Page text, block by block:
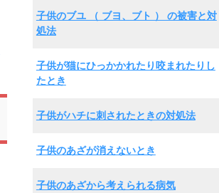
子供のブユ （ ブヨ、ブト ） の被害と対
処法
子供が猫にひっかかれたり咬まれたりし
たとき
子供がハチに刺されたときの対処法
子供のあざが消えないとき
子供のあざから考えられる病気